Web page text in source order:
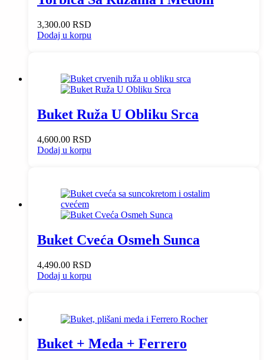
3,300.00 RSD
Dodaj u korpu
Buket Ruža U Obliku Srca
4,600.00 RSD
Dodaj u korpu
Buket Cveća Osmeh Sunca
4,490.00 RSD
Dodaj u korpu
Buket + Meda + Ferrero